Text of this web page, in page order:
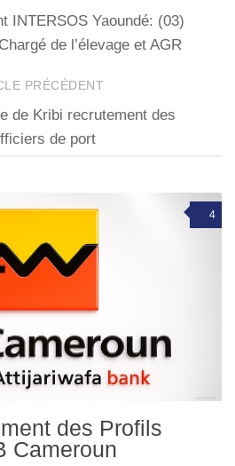
INTERSOS Yaoundé: (03)
de l’élevage et AGR
PRÉCÉDENT
de Kribi recrutement des
de port
4
des Profils
Cameroun